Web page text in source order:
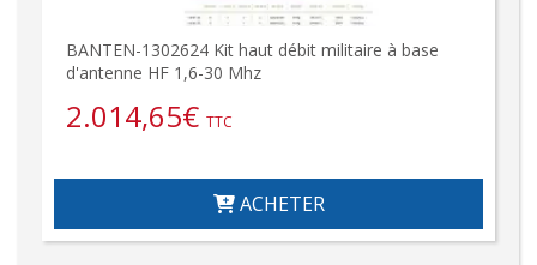
BANTEN-1302624 Kit haut débit militaire à base
d'antenne HF 1,6-30 Mhz
2.014,65€ TTC
ACHETER